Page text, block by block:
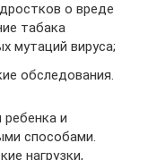
о вреде
табака
мутаций вируса;
обследования.
и
способами.
нагрузки,